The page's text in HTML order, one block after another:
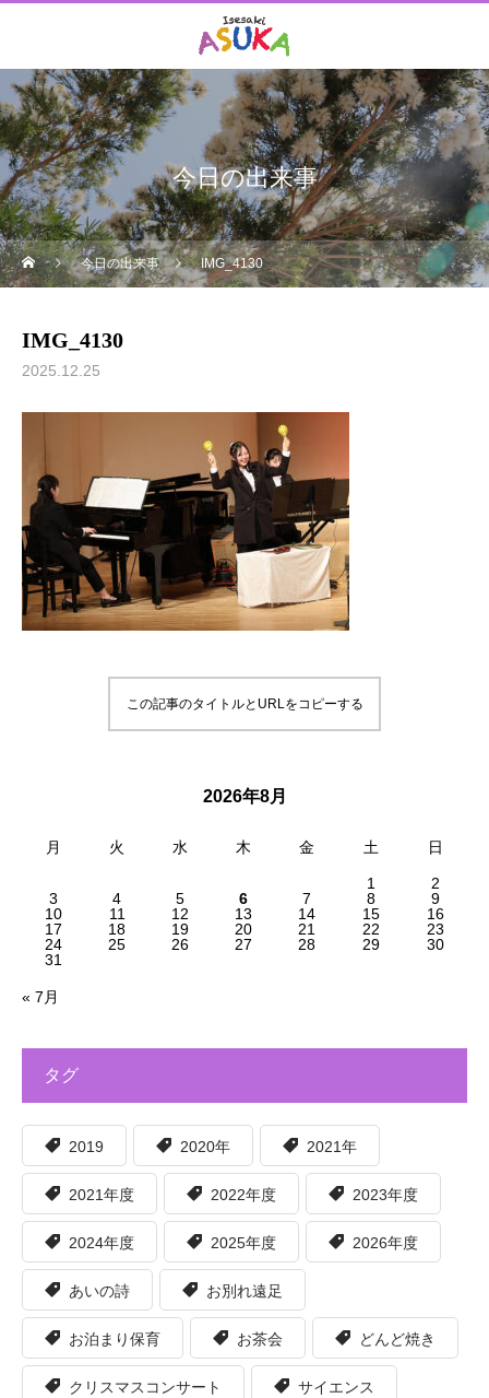
今日の出来事
今日の出来事 IMG_4130
IMG_4130
2025.12.25
この記事のタイトルとURLをコピーする
2026年8月
月 火 水 木 金 土 日
1
2
3
4 5 6 7 8
9
10
11 12 13 14 15
16
17
18 19 20 21 22
23
24
25 26 27 28 29
30
31
« 7月
タグ
2019 2020年 2021年
2021年度 2022年度 2023年度
2024年度 2025年度 2026年度
あいの詩 お別れ遠足
お泊まり保育 お茶会 どんど焼き
クリスマスコンサート サイエンス